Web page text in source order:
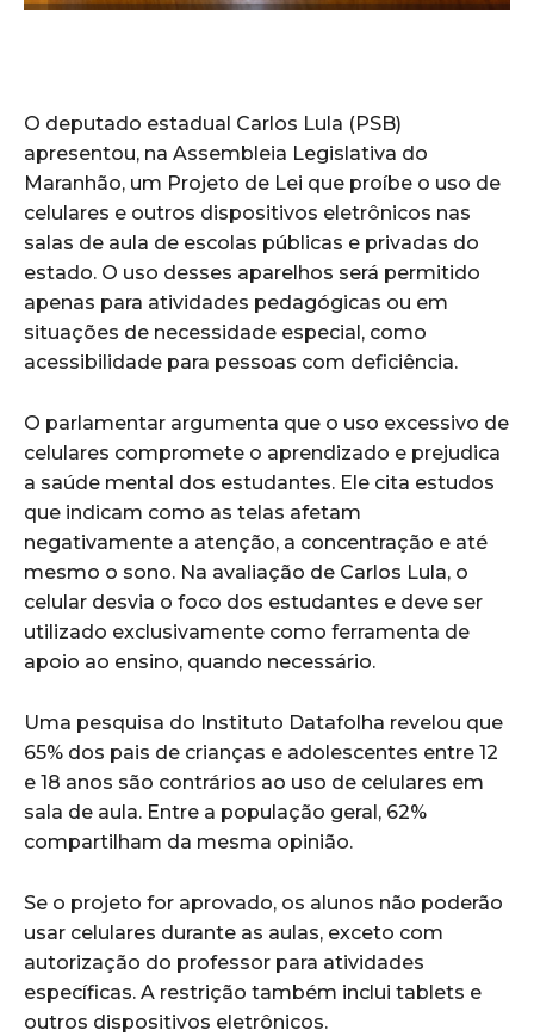
O deputado estadual Carlos Lula (PSB)
apresentou, na Assembleia Legislativa do
Maranhão, um Projeto de Lei que proíbe o uso de
celulares e outros dispositivos eletrônicos nas
salas de aula de escolas públicas e privadas do
estado. O uso desses aparelhos será permitido
apenas para atividades pedagógicas ou em
situações de necessidade especial, como
acessibilidade para pessoas com deficiência.
O parlamentar argumenta que o uso excessivo de
celulares compromete o aprendizado e prejudica
a saúde mental dos estudantes. Ele cita estudos
que indicam como as telas afetam
negativamente a atenção, a concentração e até
mesmo o sono. Na avaliação de Carlos Lula, o
celular desvia o foco dos estudantes e deve ser
utilizado exclusivamente como ferramenta de
apoio ao ensino, quando necessário.
Uma pesquisa do Instituto Datafolha revelou que
65% dos pais de crianças e adolescentes entre 12
e 18 anos são contrários ao uso de celulares em
sala de aula. Entre a população geral, 62%
compartilham da mesma opinião.
Se o projeto for aprovado, os alunos não poderão
usar celulares durante as aulas, exceto com
autorização do professor para atividades
específicas. A restrição também inclui tablets e
outros dispositivos eletrônicos.